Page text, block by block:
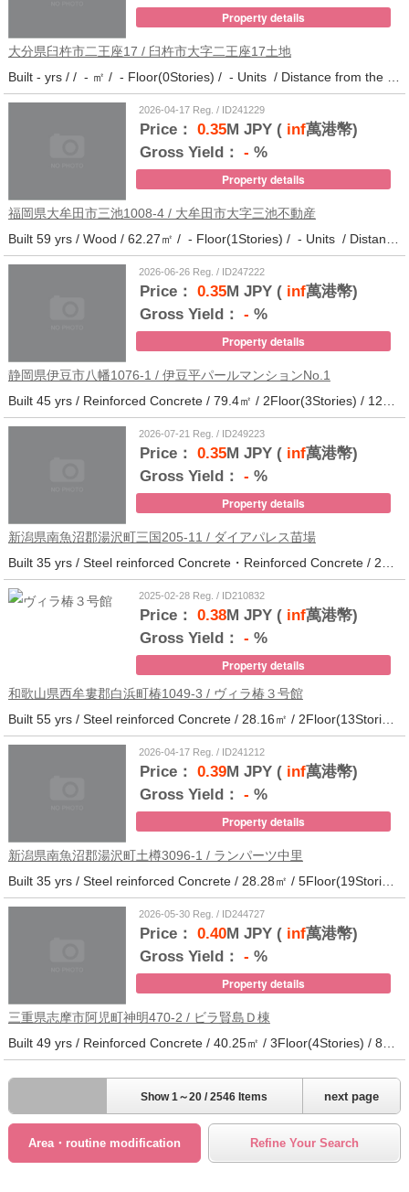
Property details
大分県臼杵市二王座17 / 臼杵市大字二王座17土地
2026-04-17 Reg. / ID241229
Price： 0.35M JPY (inf萬港幣)
Gross Yield： - %
Property details
福岡県大牟田市三池1008-4 / 大牟田市大字三池不動産
2026-06-26 Reg. / ID247222
Price： 0.35M JPY (inf萬港幣)
Gross Yield： - %
Property details
静岡県伊豆市八幡1076-1 / 伊豆平パールマンションNo.1
2026-07-21 Reg. / ID249223
Price： 0.35M JPY (inf萬港幣)
Gross Yield： - %
Property details
新潟県南魚沼郡湯沢町三国205-11 / ダイアパレス苗場
2025-02-28 Reg. / ID210832
Price： 0.38M JPY (inf萬港幣)
Gross Yield： - %
Property details
和歌山県西牟婁郡白浜町椿1049-3 / ヴィラ椿３号館
Built 55 yrs / Steel reinforced Concrete / 28.16㎡ / 2Floor(13Stories) / 73Units / Distance from the station.20
2026-04-17 Reg. / ID241212
Price： 0.39M JPY (inf萬港幣)
Gross Yield： - %
Property details
新潟県南魚沼郡湯沢町土樽3096-1 / ランパーツ中里
Built 35 yrs / Steel reinforced Concrete / 28.28㎡ / 5Floor(19Stories) / 309Units / Distance from the station.33
2026-05-30 Reg. / ID244727
Price： 0.40M JPY (inf萬港幣)
Gross Yield： - %
Property details
三重県志摩市阿児町神明470-2 / ビラ賢島Ｄ棟
next page
Show 1～20 / 2546 Items
Area・routine modification Refine Your Search